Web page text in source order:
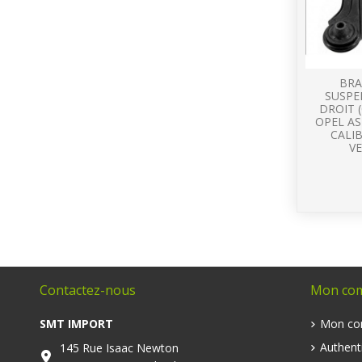
DROIT
OPEL
Contactez-nous
SMT IMPORT
145 Rue Isaac Newton
Mon
Mon